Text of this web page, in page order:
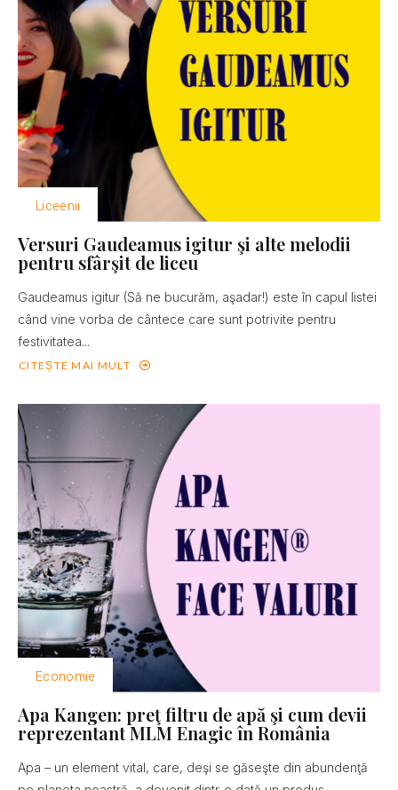
Liceenii
Versuri Gaudeamus igitur şi alte melodii
pentru sfârşit de liceu
Gaudeamus igitur (Să ne bucurăm, aşadar!) este în capul listei
când vine vorba de cântece care sunt potrivite pentru
festivitatea...
CITEȘTE MAI MULT
Economie
Apa Kangen: preţ filtru de apă şi cum devii
reprezentant MLM Enagic în România
Apa – un element vital, care, deşi se găseşte din abundenţă